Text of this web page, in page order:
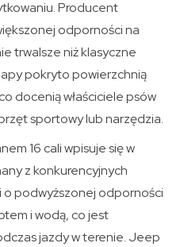
Producent
odporności na
trwalsze niż klasyczne
pokryto powierzchnią
docenią właściciele psów
sportowy lub narzędzia.
16 cali wpisuje się w
z konkurencyjnych
o podwyższonej odporności
i wodą, co jest
jazdy w terenie. Jeep